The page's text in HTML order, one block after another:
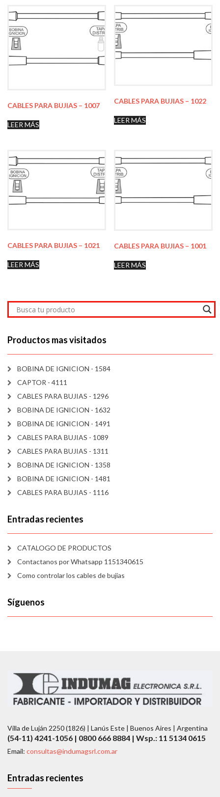
CABLES PARA BUJIAS – 1007
LEER MÁS
CABLES PARA BUJIAS – 1022
LEER MÁS
CABLES PARA BUJIAS – 1021
LEER MÁS
CABLES PARA BUJIAS – 1001
LEER MÁS
Productos mas visitados
BOBINA DE IGNICION - 1584
CAPTOR - 4111
CABLES PARA BUJIAS - 1296
BOBINA DE IGNICION - 1632
BOBINA DE IGNICION - 1491
CABLES PARA BUJIAS - 1089
CABLES PARA BUJIAS - 1311
BOBINA DE IGNICION - 1358
BOBINA DE IGNICION - 1481
CABLES PARA BUJIAS - 1116
Entradas recientes
CATALOGO DE PRODUCTOS
Contactanos por Whatsapp 1151340615
Como controlar los cables de bujías
Síguenos
Villa de Luján 2250 (1826) | Lanús Este | Buenos Aires | Argentina
(54-11) 4241-1056 | 0800 666 8884 | Wsp.: 11 5134 0615
Email: consultas@indumagsrl.com.ar
Entradas recientes